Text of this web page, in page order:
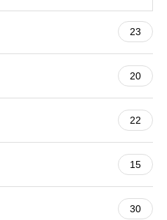
23
20
22
15
30